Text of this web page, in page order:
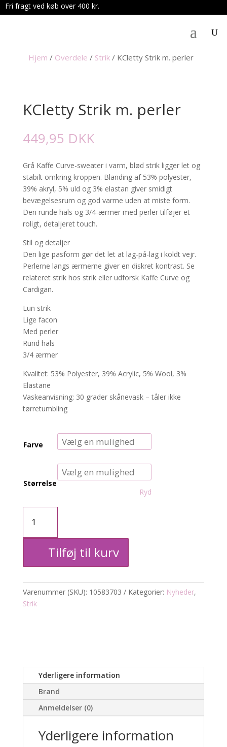
Fri fragt ved køb over 400 kr.
Hjem / Overdele / Strik / KCletty Strik m. perler
KCletty Strik m. perler
449,95 DKK
Grå Kaffe Curve-sweater i varm, blød strik ligger let og
stabilt omkring kroppen. Blanding af 53% polyester,
39% akryl, 5% uld og 3% elastan giver smidigt
bevægelsesrum og god varme uden at miste form.
Den runde hals og 3/4-ærmer med perler tilføjer et
roligt, detaljeret touch.
Stil og detaljer
Den lige pasform gør det let at lag-på-lag i koldt vejr.
Perlerne langs ærmerne giver en diskret kontrast. Se
relateret strik hos strik eller udforsk Kaffe Curve og
Cardigan.
Lun strik
Lige facon
Med perler
Rund hals
3/4 ærmer
Kvalitet: 53% Polyester, 39% Acrylic, 5% Wool, 3%
Elastane
Vaskeanvisning: 30 grader skånevask – tåler ikke
tørretumbling
Farve
Størrelse
Ryd
KCletty
Strik
perler
antal
Tilføj til kurv
Varenummer (SKU): 10583703 Kategorier: Nyheder,
Strik
Yderligere information
Brand
Anmeldelser (0)
Yderligere information